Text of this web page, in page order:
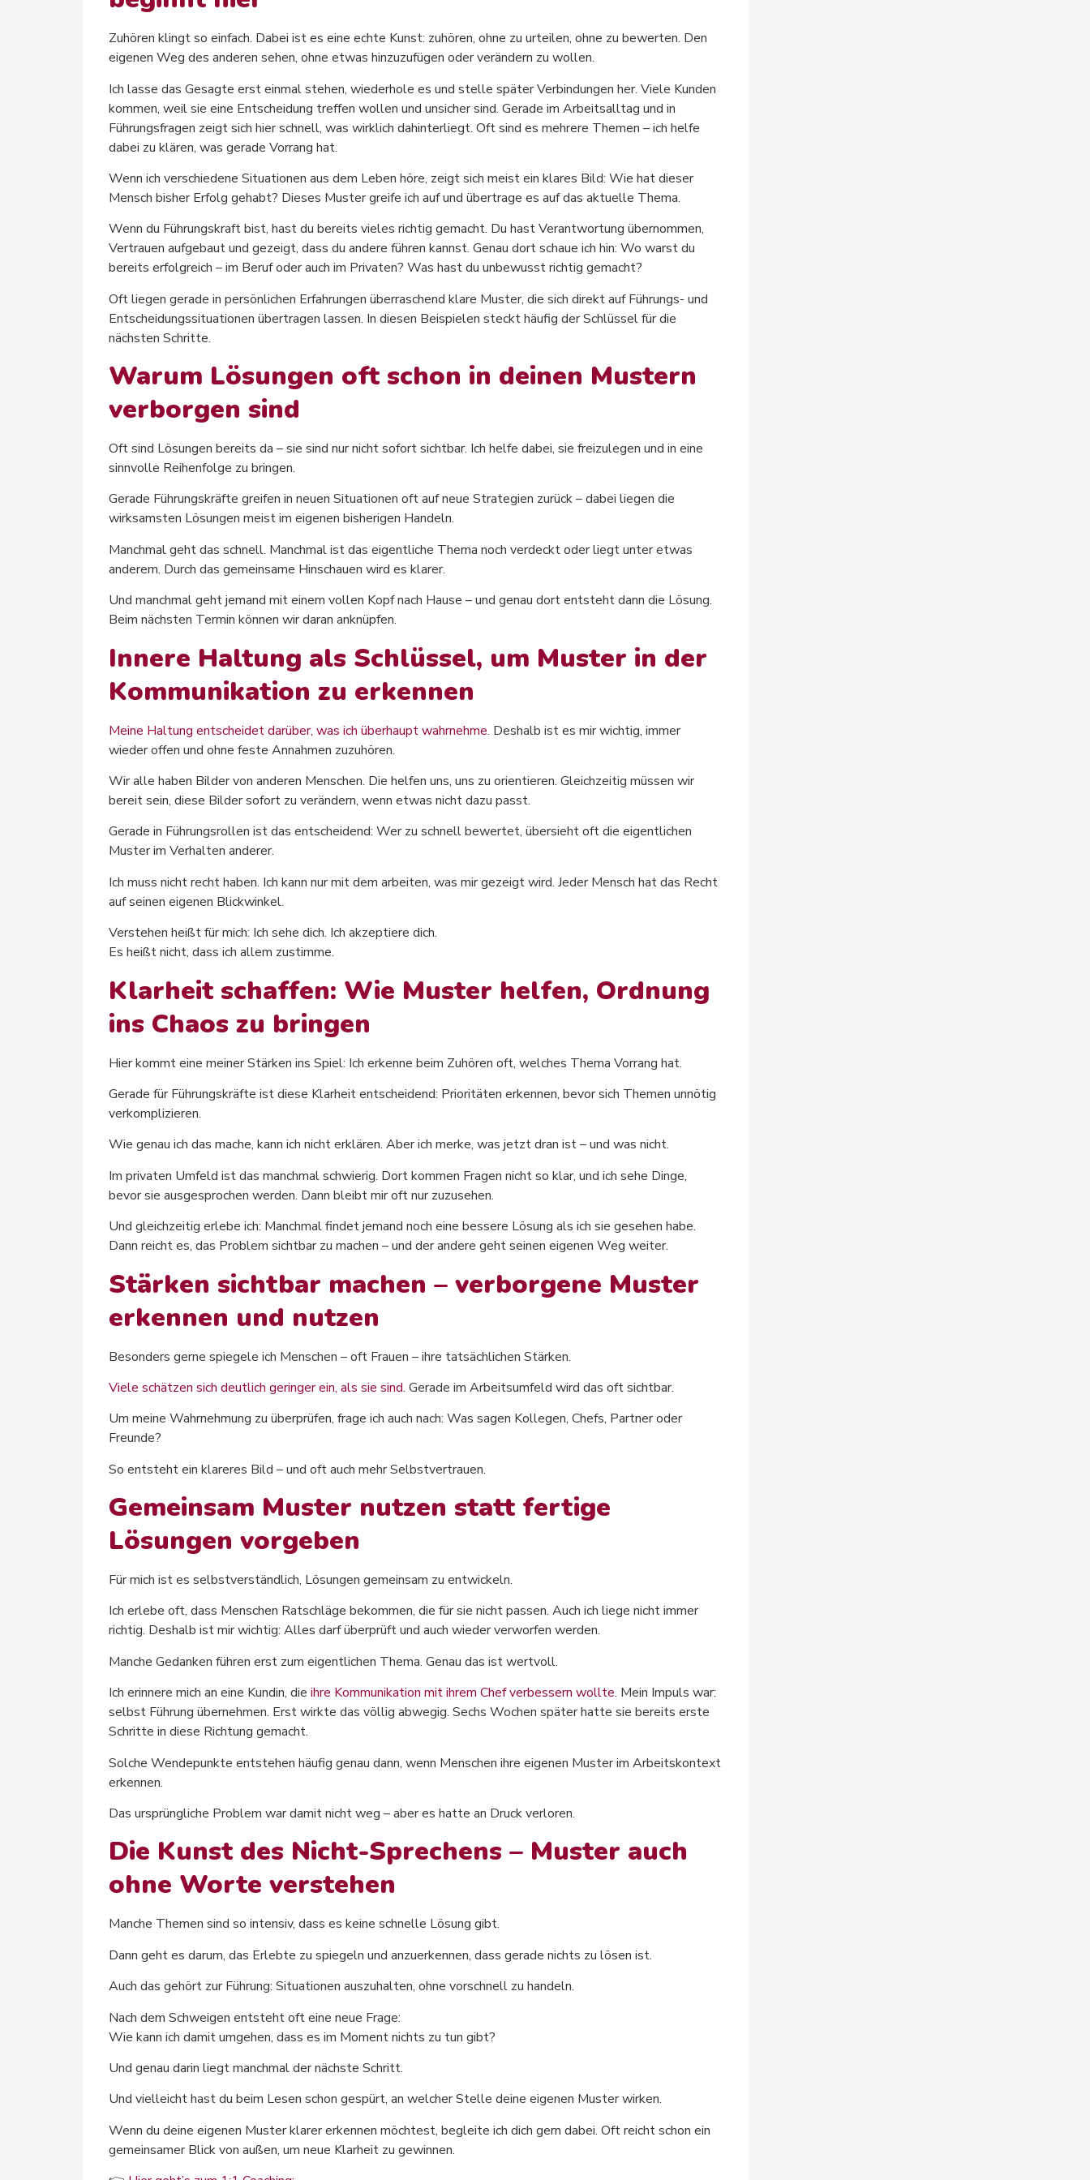
Zuhören klingt so einfach. Dabei ist es eine echte Kunst: zuhören, ohne zu urteilen, ohne zu bewerten. Den
eigenen Weg des anderen sehen, ohne etwas hinzuzufügen oder verändern zu wollen.
Ich lasse das Gesagte erst einmal stehen, wiederhole es und stelle später Verbindungen her. Viele Kunden
kommen, weil sie eine Entscheidung treffen wollen und unsicher sind. Gerade im Arbeitsalltag und in
Führungsfragen zeigt sich hier schnell, was wirklich dahinterliegt. Oft sind es mehrere Themen – ich helfe
dabei zu klären, was gerade Vorrang hat.
Wenn ich verschiedene Situationen aus dem Leben höre, zeigt sich meist ein klares Bild: Wie hat dieser
Mensch bisher Erfolg gehabt? Dieses Muster greife ich auf und übertrage es auf das aktuelle Thema.
Wenn du Führungskraft bist, hast du bereits vieles richtig gemacht. Du hast Verantwortung übernommen,
Vertrauen aufgebaut und gezeigt, dass du andere führen kannst. Genau dort schaue ich hin: Wo warst du
bereits erfolgreich – im Beruf oder auch im Privaten? Was hast du unbewusst richtig gemacht?
Oft liegen gerade in persönlichen Erfahrungen überraschend klare Muster, die sich direkt auf Führungs- und
Entscheidungssituationen übertragen lassen. In diesen Beispielen steckt häufig der Schlüssel für die
nächsten Schritte.
Warum Lösungen oft schon in deinen Mustern
verborgen sind
Oft sind Lösungen bereits da – sie sind nur nicht sofort sichtbar. Ich helfe dabei, sie freizulegen und in eine
sinnvolle Reihenfolge zu bringen.
Gerade Führungskräfte greifen in neuen Situationen oft auf neue Strategien zurück – dabei liegen die
wirksamsten Lösungen meist im eigenen bisherigen Handeln.
Manchmal geht das schnell. Manchmal ist das eigentliche Thema noch verdeckt oder liegt unter etwas
anderem. Durch das gemeinsame Hinschauen wird es klarer.
Und manchmal geht jemand mit einem vollen Kopf nach Hause – und genau dort entsteht dann die Lösung.
Beim nächsten Termin können wir daran anknüpfen.
Innere Haltung als Schlüssel, um Muster in der
Kommunikation zu erkennen
Meine Haltung entscheidet darüber, was ich überhaupt wahrnehme. Deshalb ist es mir wichtig, immer
wieder offen und ohne feste Annahmen zuzuhören.
Wir alle haben Bilder von anderen Menschen. Die helfen uns, uns zu orientieren. Gleichzeitig müssen wir
bereit sein, diese Bilder sofort zu verändern, wenn etwas nicht dazu passt.
Gerade in Führungsrollen ist das entscheidend: Wer zu schnell bewertet, übersieht oft die eigentlichen
Muster im Verhalten anderer.
Ich muss nicht recht haben. Ich kann nur mit dem arbeiten, was mir gezeigt wird. Jeder Mensch hat das Recht
auf seinen eigenen Blickwinkel.
Verstehen heißt für mich: Ich sehe dich. Ich akzeptiere dich.
Es heißt nicht, dass ich allem zustimme.
Klarheit schaffen: Wie Muster helfen, Ordnung
ins Chaos zu bringen
Hier kommt eine meiner Stärken ins Spiel: Ich erkenne beim Zuhören oft, welches Thema Vorrang hat.
Gerade für Führungskräfte ist diese Klarheit entscheidend: Prioritäten erkennen, bevor sich Themen unnötig
verkomplizieren.
Wie genau ich das mache, kann ich nicht erklären. Aber ich merke, was jetzt dran ist – und was nicht.
Im privaten Umfeld ist das manchmal schwierig. Dort kommen Fragen nicht so klar, und ich sehe Dinge,
bevor sie ausgesprochen werden. Dann bleibt mir oft nur zuzusehen.
Und gleichzeitig erlebe ich: Manchmal findet jemand noch eine bessere Lösung als ich sie gesehen habe.
Dann reicht es, das Problem sichtbar zu machen – und der andere geht seinen eigenen Weg weiter.
Stärken sichtbar machen – verborgene Muster
erkennen und nutzen
Besonders gerne spiegele ich Menschen – oft Frauen – ihre tatsächlichen Stärken.
Viele schätzen sich deutlich geringer ein, als sie sind. Gerade im Arbeitsumfeld wird das oft sichtbar.
Um meine Wahrnehmung zu überprüfen, frage ich auch nach: Was sagen Kollegen, Chefs, Partner oder
Freunde?
So entsteht ein klareres Bild – und oft auch mehr Selbstvertrauen.
Gemeinsam Muster nutzen statt fertige
Lösungen vorgeben
Für mich ist es selbstverständlich, Lösungen gemeinsam zu entwickeln.
Ich erlebe oft, dass Menschen Ratschläge bekommen, die für sie nicht passen. Auch ich liege nicht immer
richtig. Deshalb ist mir wichtig: Alles darf überprüft und auch wieder verworfen werden.
Manche Gedanken führen erst zum eigentlichen Thema. Genau das ist wertvoll.
Ich erinnere mich an eine Kundin, die ihre Kommunikation mit ihrem Chef verbessern wollte. Mein Impuls war:
selbst Führung übernehmen. Erst wirkte das völlig abwegig. Sechs Wochen später hatte sie bereits erste
Schritte in diese Richtung gemacht.
Solche Wendepunkte entstehen häufig genau dann, wenn Menschen ihre eigenen Muster im Arbeitskontext
erkennen.
Das ursprüngliche Problem war damit nicht weg – aber es hatte an Druck verloren.
Die Kunst des Nicht-Sprechens – Muster auch
ohne Worte verstehen
Manche Themen sind so intensiv, dass es keine schnelle Lösung gibt.
Dann geht es darum, das Erlebte zu spiegeln und anzuerkennen, dass gerade nichts zu lösen ist.
Auch das gehört zur Führung: Situationen auszuhalten, ohne vorschnell zu handeln.
Nach dem Schweigen entsteht oft eine neue Frage:
Wie kann ich damit umgehen, dass es im Moment nichts zu tun gibt?
Und genau darin liegt manchmal der nächste Schritt.
Und vielleicht hast du beim Lesen schon gespürt, an welcher Stelle deine eigenen Muster wirken.
Wenn du deine eigenen Muster klarer erkennen möchtest, begleite ich dich gern dabei. Oft reicht schon ein
gemeinsamer Blick von außen, um neue Klarheit zu gewinnen.